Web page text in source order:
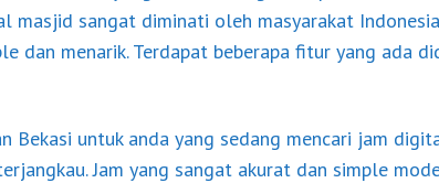
masjid sangat diminati oleh masyarakat
dan menarik. Terdapat beberapa fitur yang ada
Bekasi untuk anda yang sedang mencari jam
Jam yang sangat akurat dan simple